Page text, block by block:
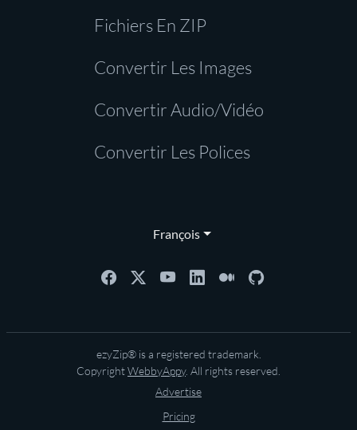
Fichiers En ZIP
Convertir Les Images
Convertir Audio/Vidéo
Convertir Les Polices
François
ezyZip® is a registered trademark.
CopyrightWebbyAppy. All rights reserved.
Advertise
Pricing